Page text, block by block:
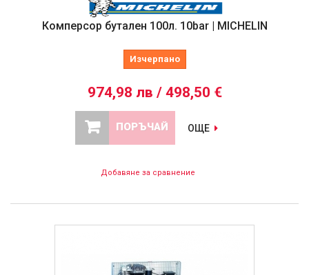
Комперсор бутален 100л. 10bar | MICHELIN
Изчерпано
974,98 лв / 498,50 €
ПОРЪЧАЙ ОЩЕ
Добавяне за сравнение